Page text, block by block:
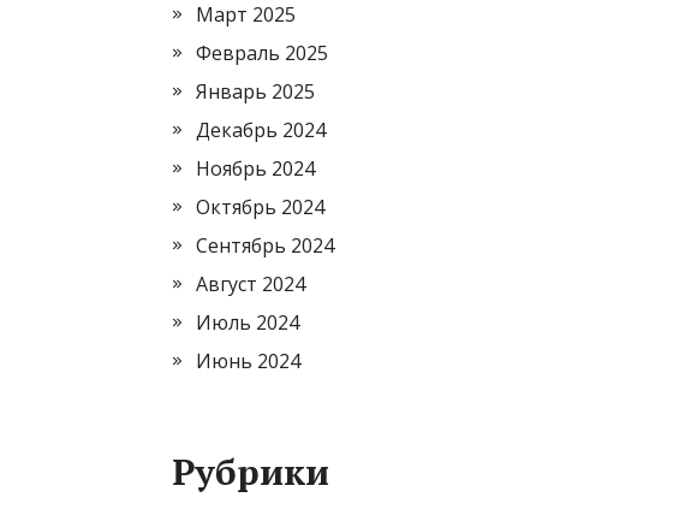
Март 2025
Февраль 2025
Январь 2025
Декабрь 2024
Ноябрь 2024
Октябрь 2024
Сентябрь 2024
Август 2024
Июль 2024
Июнь 2024
Рубрики